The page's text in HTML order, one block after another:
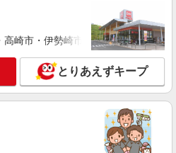
町
ー／サービス付き高齢者向け住宅／
円〜34万3,750円 ※経験・能
を考慮の上、決定します ※夜勤手当
を含む ※一律処遇改善加算含む ※夜
円/4回を含む 〇資格手当 〇職種手当
〇首都圏手当 〇時間外勤務手当 〇夜
勤務手当 〇休日勤務手当 〇年末年
リーハウス横浜十日市場町 神奈川県
日市場町879番地3
詳細を見る
崎市・伊勢崎市・太田市・館林市
とりあえずキープ